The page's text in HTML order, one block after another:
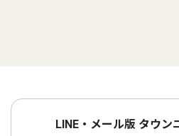
LINE・メール版 タウン